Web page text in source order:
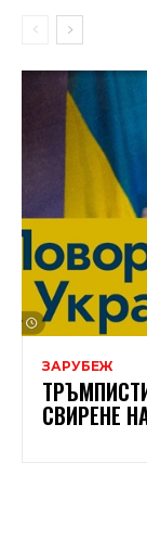
ЗАРУБЕЖ
СВИРЕНЕ